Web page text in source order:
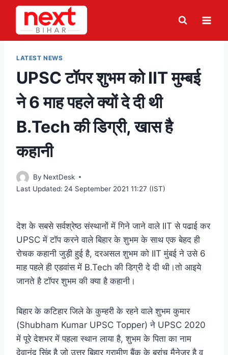
Skip
content
LATEST NEWS
UPSC टॉपर शुभम को IIT मुम्बई
ने 6 माह पहले क्यों दे दी थी
B.Tech की डिग्री, खास है
कहानी
By NextDesk
Last Updated: 24 September 2021 11:27 (IST)
देश के सबसे सर्वश्रेष्ठ संस्थानों में गिने जाने वाले IIT से पढाई कर
UPSC में टॉप करने वाले बिहार के शुभम के साथ एक बेहद ही
रोचक कहानी जुड़ी हुई है, दरअसल शुभम को IIT मुंबई ने उसे 6
माह पहले ही एडवांस में B.Tech की डिग्री दे दी थी।तो आइये
जानते है टॉपर शुभम की क्या है कहानी।
बिहार के कटिहार जिले के कुम्हरी के रहने वाले शुभम कुमार
(Shubham Kumar UPSC Topper) ने UPSC 2020
में पूरे देशभर में पहला स्थान लाया है, शुभम के पिता का नाम
देवानंद सिंह है जो उत्तर बिहार ग्रामीण बैंक के ब्रांच मैनेजर है व